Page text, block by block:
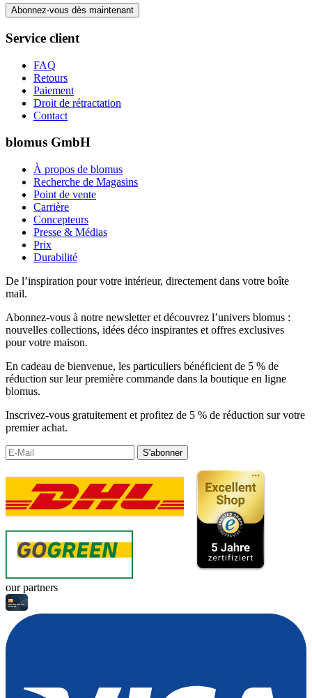
Abonnez-vous dès maintenant
Service client
FAQ
Retours
Paiement
Droit de rétractation
Contact
blomus GmbH
À propos de blomus
Recherche de Magasins
Point de vente
Carrière
Concepteurs
Presse & Médias
Prix
Durabilité
De l’inspiration pour votre intérieur, directement dans votre boîte
mail.
Abonnez-vous à notre newsletter et découvrez l’univers blomus :
nouvelles collections, idées déco inspirantes et offres exclusives
pour votre maison.
En cadeau de bienvenue, les particuliers bénéficient de 5 % de
réduction sur leur première commande dans la boutique en ligne
blomus.
Inscrivez-vous gratuitement et profitez de 5 % de réduction sur votre
premier achat.
S'abonner
our partners